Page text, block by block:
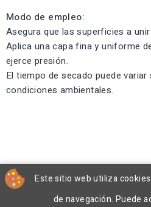
Modo de empleo:
Asegura que las superficies a
Aplica una capa fina y uniforme
ejerce presión.
El tiempo de secado puede
condiciones ambientales.
Este sitio web utiliza
de navegación. Puede